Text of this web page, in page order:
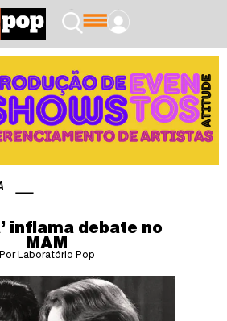
inflama debate no
MAM
Por Laboratório Pop